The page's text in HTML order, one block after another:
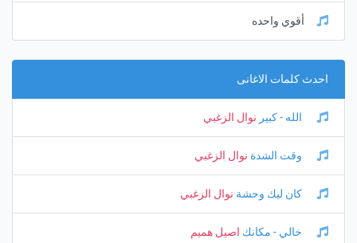
أقوي واحده
احدث كلمات الاغانى
الله - كبير نوال الزغبي
وقت الشدة نوال الزغبي
كان ليك وحشة نوال الزغبي
خالي - مكانك اصيل هميم